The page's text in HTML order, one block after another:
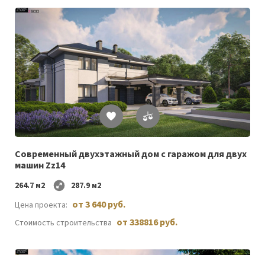
Список
желаемого
Современный двухэтажный дом с гаражом для двух
машин Zz14
264.7 м2
287.9 м2
Цена проекта: от 3 640 руб.
Стоимость строительства от 338816 руб.